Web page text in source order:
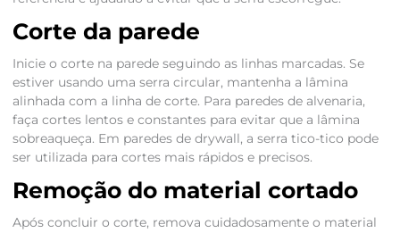
Corte da parede
Inicie o corte na parede seguindo as linhas marcadas. Se
estiver usando uma serra circular, mantenha a lâmina
alinhada com a linha de corte. Para paredes de alvenaria,
faça cortes lentos e constantes para evitar que a lâmina
sobreaqueça. Em paredes de drywall, a serra tico-tico pode
ser utilizada para cortes mais rápidos e precisos.
Remoção do material cortado
Após concluir o corte, remova cuidadosamente o material